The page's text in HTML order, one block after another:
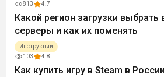
813
4.7
Какой регион загрузки выбрать
серверы и как их поменять
Инструкции
103
4.8
Как купить игру в Steam в